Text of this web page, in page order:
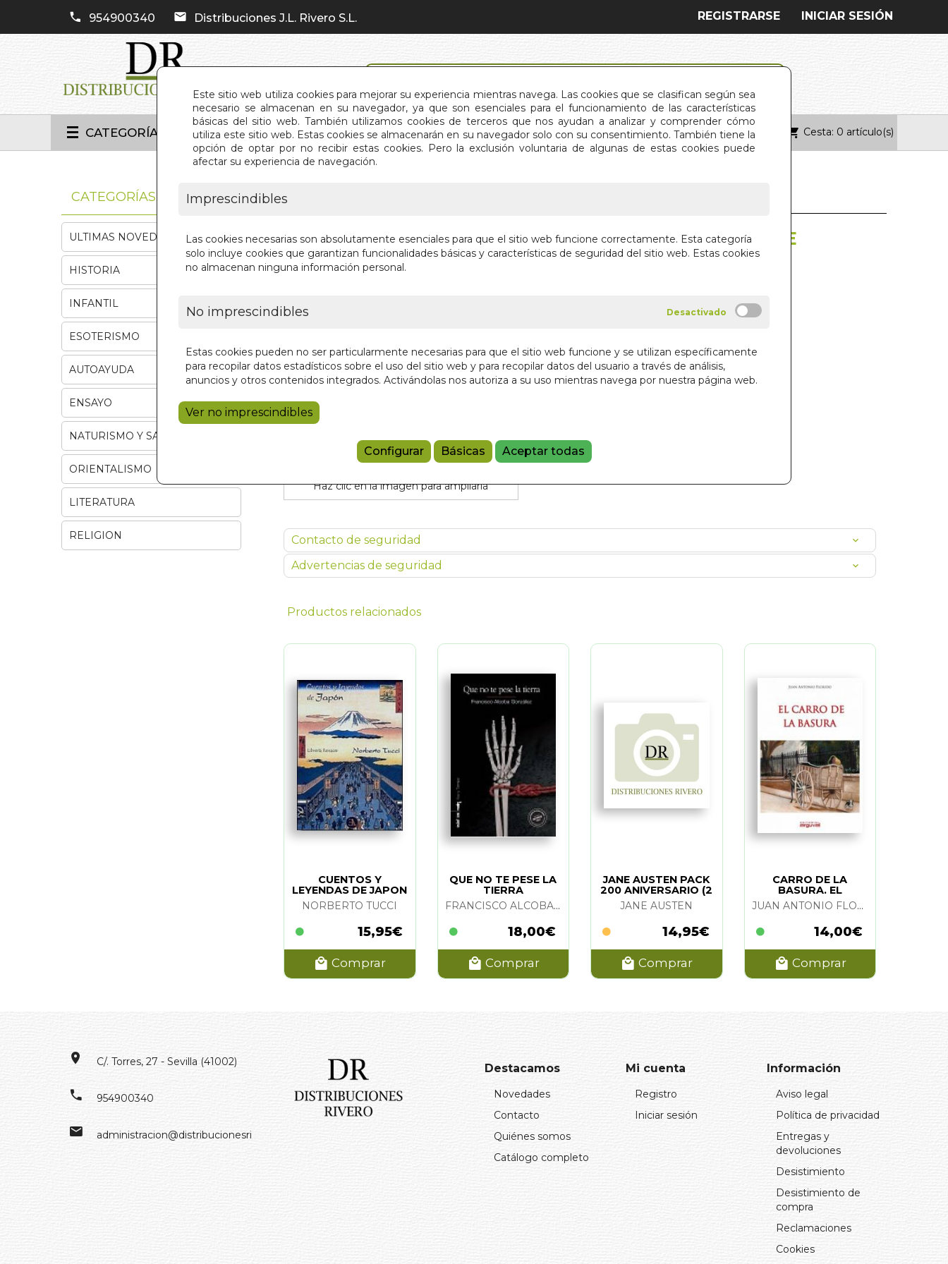
Este sitio web utiliza cookies para mejorar su experiencia mientras navega. Las cookies que se clasifican según sea
necesario se almacenan en su navegador, ya que son esenciales para el funcionamiento de las características
básicas del sitio web. También utilizamos cookies de terceros que nos ayudan a analizar y comprender cómo
utiliza este sitio web. Estas cookies se almacenarán en su navegador solo con su consentimiento. También tiene la
opción de optar por no recibir estas cookies. Pero la exclusión voluntaria de algunas de estas cookies puede
afectar su experiencia de navegación.
Imprescindibles
Las cookies necesarias son absolutamente esenciales para que el sitio web funcione correctamente. Esta categoría
solo incluye cookies que garantizan funcionalidades básicas y características de seguridad del sitio web. Estas cookies
no almacenan ninguna información personal.
No imprescindibles
Estas cookies pueden no ser particularmente necesarias para que el sitio web funcione y se utilizan específicamente
para recopilar datos estadísticos sobre el uso del sitio web y para recopilar datos del usuario a través de análisis,
anuncios y otros contenidos integrados. Activándolas nos autoriza a su uso mientras navega por nuestra página web.
Ver no imprescindibles
Configurar Básicas Aceptar todas
954900340 Distribuciones J.L. Rivero S.L. INICIAR SESIÓN
REGISTRARSE
CATEGORÍAS INICIO QUIÉNES SOMOS CONTACTO Cesta: 0 artículo(s)
Haz clic en la imagen para ampliarla
EUROPA CUANDO LLUEVE
9,00 €
Añadir a la cesta
Contacto de seguridad
Advertencias de seguridad
Productos relacionados
CUENTOS Y
LEYENDAS DE JAPON
NORBERTO TUCCI
15,95€
Comprar
QUE NO TE PESE LA
TIERRA
FRANCISCO ALCOBA GONZALEZ
18,00€
Comprar
JANE AUSTEN PACK
200 ANIVERSARIO (2
TOMOS)
JANE AUSTEN
14,95€
Comprar
CARRO DE LA
BASURA. EL
JUAN ANTONIO FLORIDO LUQUE
14,00€
Comprar
CATEGORÍAS
ULTIMAS NOVEDADES
HISTORIA
INFANTIL
ESOTERISMO
AUTOAYUDA
ENSAYO
NATURISMO Y SALUD
ORIENTALISMO
LITERATURA
RELIGION
C/. Torres, 27 - Sevilla (41002)
954900340
administracion@distribucionesrivero.es
Destacamos
Novedades
Contacto
Quiénes somos
Catálogo completo
Mi cuenta
Registro
Iniciar sesión
Información
Aviso legal
Política de privacidad
Entregas y
devoluciones
Desistimiento
Desistimiento de
compra
Reclamaciones
Cookies